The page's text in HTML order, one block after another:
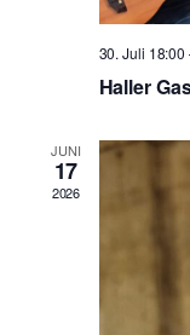
30. Juli 18:00
Haller
JUNI
17
2026